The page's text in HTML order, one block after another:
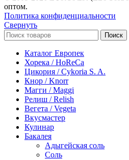
оптом.
Политика конфиденциальности
Свернуть
Поиск
Каталог Европек
Хорека / HoReCa
Цикория / Cykoria S. A.
Кнор / Knorr
Магги / Maggi
Релиш / Relish
Вегета / Vegeta
Вкусмастер
Кулинар
Бакалея
Адыгейская соль
Соль